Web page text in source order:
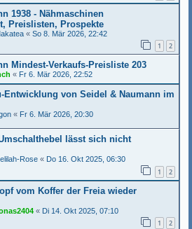
1938 - Nähmaschinen
Preislisten, Prospekte
« So 8. Mär 2026, 22:42
1 2
Mindest-Verkaufs-Preisliste 203
« Fr 6. Mär 2026, 22:52
Entwicklung von Seidel & Naumann im
« Fr 6. Mär 2026, 20:30
lässt sich nicht
Rose « Do 16. Okt 2025, 06:30
1 2
vom Koffer der Freia wieder
« Di 14. Okt 2025, 07:10
1 2